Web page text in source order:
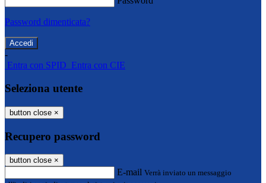
Password dimenticata?
-
Entra con SPID Entra con CIE
Seleziona utente
button close ×
Recupero password
button close ×
E-mail Verrà inviato un messaggio